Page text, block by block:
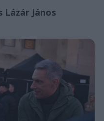
Lázár János